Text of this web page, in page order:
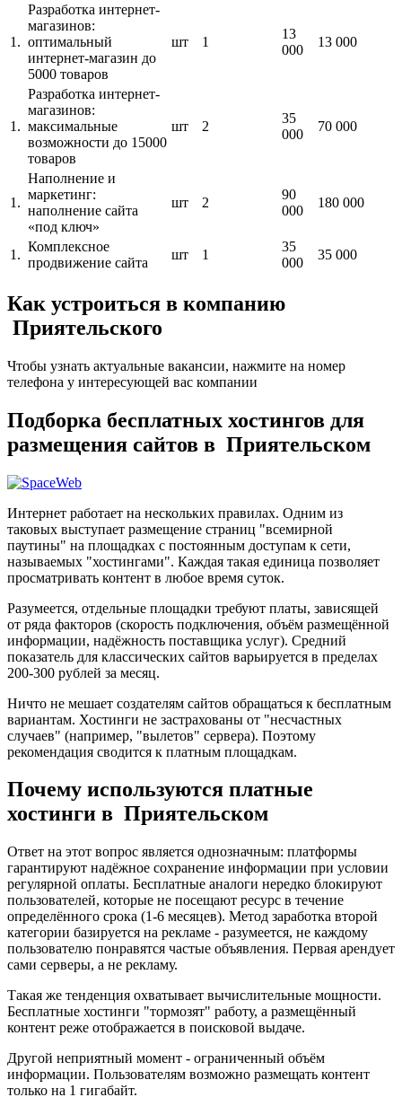
1.
Разработка интернет-
магазинов:
оптимальный
интернет-магазин до
5000 товаров
шт 1
13
000
13 000
1.
Разработка интернет-
магазинов:
максимальные
возможности до 15000
товаров
шт 2
35
000
70 000
1.
Наполнение и
маркетинг:
наполнение сайта
«под ключ»
шт 2
90
000
180 000
1.
Комплексное
продвижение сайта
шт 1
35
000
35 000
Как устроиться в компанию
Приятельского
Чтобы узнать актуальные вакансии, нажмите на номер
телефона у интересующей вас компании
Подборка бесплатных хостингов для
размещения сайтов в Приятельском
Интернет работает на нескольких правилах. Одним из
таковых выступает размещение страниц "всемирной
паутины" на площадках с постоянным доступам к сети,
называемых "хостингами". Каждая такая единица позволяет
просматривать контент в любое время суток.
Разумеется, отдельные площадки требуют платы, зависящей
от ряда факторов (скорость подключения, объём размещённой
информации, надёжность поставщика услуг). Средний
показатель для классических сайтов варьируется в пределах
200-300 рублей за месяц.
Ничто не мешает создателям сайтов обращаться к бесплатным
вариантам. Хостинги не застрахованы от "несчастных
случаев" (например, "вылетов" сервера). Поэтому
рекомендация сводится к платным площадкам.
Почему используются платные
хостинги в Приятельском
Ответ на этот вопрос является однозначным: платформы
гарантируют надёжное сохранение информации при условии
регулярной оплаты. Бесплатные аналоги нередко блокируют
пользователей, которые не посещают ресурс в течение
определённого срока (1-6 месяцев). Метод заработка второй
категории базируется на рекламе - разумеется, не каждому
пользователю понравятся частые объявления. Первая арендует
сами серверы, а не рекламу.
Такая же тенденция охватывает вычислительные мощности.
Бесплатные хостинги "тормозят" работу, а размещённый
контент реже отображается в поисковой выдаче.
Другой неприятный момент - ограниченный объём
информации. Пользователям возможно размещать контент
только на 1 гигабайт.